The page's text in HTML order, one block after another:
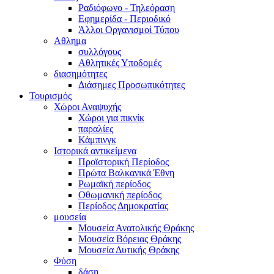
Ραδιόφωνο - Τηλεόραση
Εφημερίδα - Περιοδικό
Άλλοι Οργανισμοί Τύπου
Αθλημα
συλλόγους
Αθλητικές Υποδομές
διασημότητες
Διάσημες Προσωπικότητες
Τουρισμός
Χώροι Αναψυχής
Χώροι για πικνίκ
παραλίες
Κάμπινγκ
Ιστορικά αντικείμενα
Προϊστορική Περίοδος
Πρώτα Βαλκανικά Έθνη
Ρωμαϊκή περίοδος
Οθωμανική περίοδος
Περίοδος Δημοκρατίας
μουσεία
Μουσεία Ανατολικής Θράκης
Μουσεία Βόρειας Θράκης
Μουσεία Δυτικής Θράκης
Φύση